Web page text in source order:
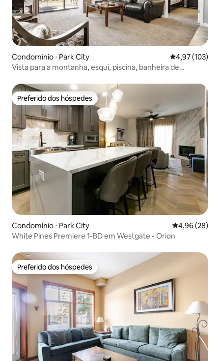
Condomínio ⋅ Park City 4,97 de uma
4,97 (103)
Vista para a montanha, esqui, piscina, banheira de
Preferido dos hóspedes
Preferido dos hóspedes
Condomínio ⋅ Park City 4,96 de uma
4,96 (28)
White Pines Premiere 1-BD em Westgate - Orion
Preferido dos hóspedes
Preferido dos hóspedes